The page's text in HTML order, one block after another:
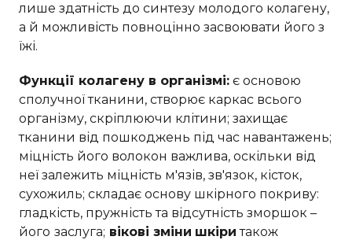
лише здатність до синтезу молодого колагену,
а й можливість повноцінно засвоювати його з
їжі.
Функції колагену в організмі: є основою
сполучної тканини, створює каркас всього
організму, скріплюючи клітини; захищає
тканини від пошкоджень під час навантажень;
міцність його волокон важлива, оскільки від
неї залежить міцність м'язів, зв'язок, кісток,
сухожиль; складає основу шкірного покриву:
гладкість, пружність та відсутність зморшок –
його заслуга; вікові зміни шкіри також